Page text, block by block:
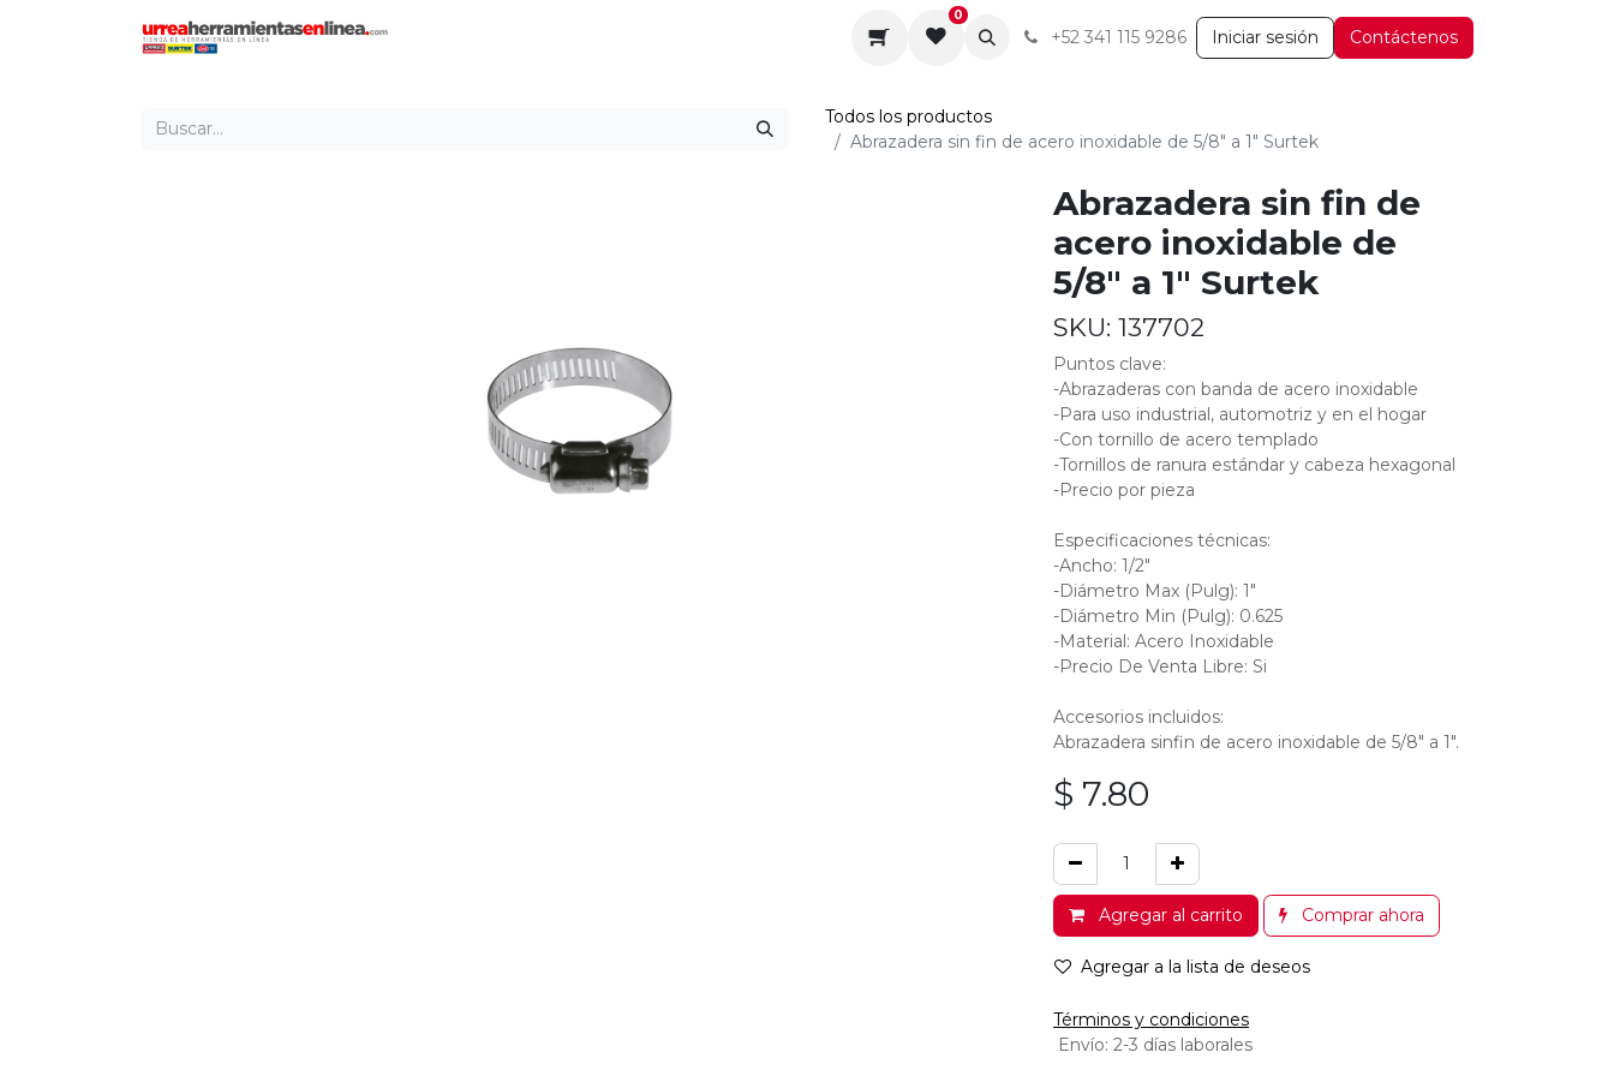
Servicios
0
+52 341 115 9286 Iniciar sesión Contáctenos
Todos los productos
Abrazadera sin fin de acero inoxidable de 5/8" a 1" Surtek
Abrazadera sin fin de
acero inoxidable de
5/8" a 1" Surtek
SKU: 137702
Puntos clave:
-Abrazaderas con banda de acero inoxidable
-Para uso industrial, automotriz y en el hogar
-Con tornillo de acero templado
-Tornillos de ranura estándar y cabeza hexagonal
-Precio por pieza
Especificaciones técnicas:
-Ancho: 1/2"
-Diámetro Max (Pulg): 1"
-Diámetro Min (Pulg): 0.625
-Material: Acero Inoxidable
-Precio De Venta Libre: Si
Accesorios incluidos:
Abrazadera sinfin de acero inoxidable de 5/8" a 1".
$ 7.80
Agregar al carrito Comprar ahora
Agregar a la lista de deseos
Términos y condiciones
Envío: 2-3 días laborales